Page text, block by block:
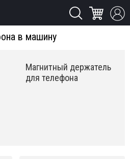
в машину
Магнитный держатель
для телефона